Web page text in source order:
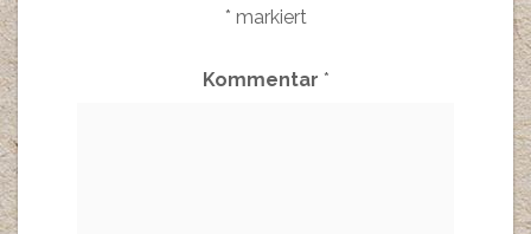
* markiert
Kommentar *